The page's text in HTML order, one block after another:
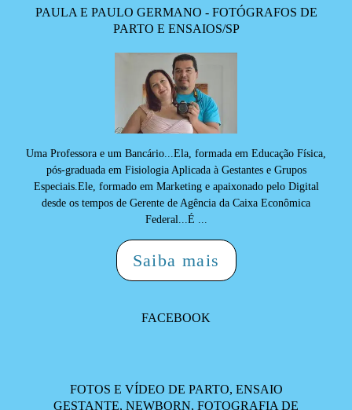
PAULA E PAULO GERMANO - FOTÓGRAFOS DE
PARTO E ENSAIOS/SP
Uma Professora e um Bancário...Ela, formada em Educação Física,
pós-graduada em Fisiologia Aplicada à Gestantes e Grupos
Especiais.Ele, formado em Marketing e apaixonado pelo Digital
desde os tempos de Gerente de Agência da Caixa Econômica
Federal...É ...
Saiba mais
FACEBOOK
FOTOS E VÍDEO DE PARTO, ENSAIO
GESTANTE, NEWBORN, FOTOGRAFIA DE